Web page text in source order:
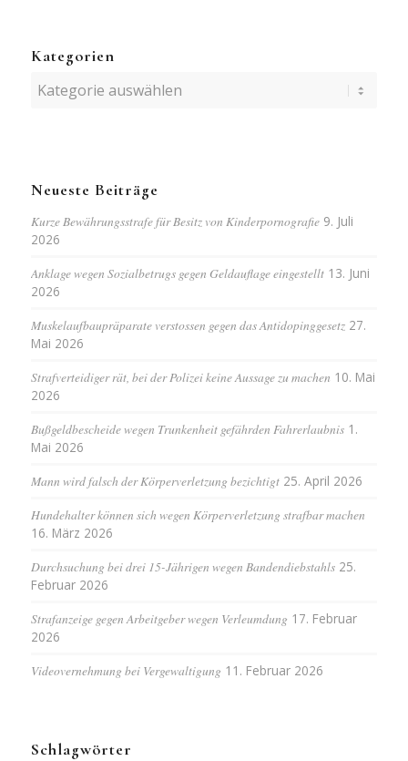
Kategorien
Kategorien
Neueste Beiträge
Kurze Bewährungsstrafe für Besitz von Kinderpornografie 9. Juli
2026
Anklage wegen Sozialbetrugs gegen Geldauflage eingestellt 13. Juni
2026
Muskelaufbaupräparate verstossen gegen das Antidopinggesetz 27.
Mai 2026
Strafverteidiger rät, bei der Polizei keine Aussage zu machen 10. Mai
2026
Bußgeldbescheide wegen Trunkenheit gefährden Fahrerlaubnis 1.
Mai 2026
Mann wird falsch der Körperverletzung bezichtigt 25. April 2026
Hundehalter können sich wegen Körperverletzung strafbar machen
16. März 2026
Durchsuchung bei drei 15-Jährigen wegen Bandendiebstahls 25.
Februar 2026
Strafanzeige gegen Arbeitgeber wegen Verleumdung 17. Februar
2026
Videovernehmung bei Vergewaltigung 11. Februar 2026
Schlagwörter